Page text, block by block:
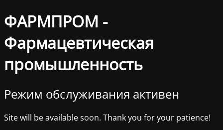
ФАРМПРОМ -
Фармацевтическая
промышленность
Режим обслуживания активен
Site will be available soon. Thank you for your patience!